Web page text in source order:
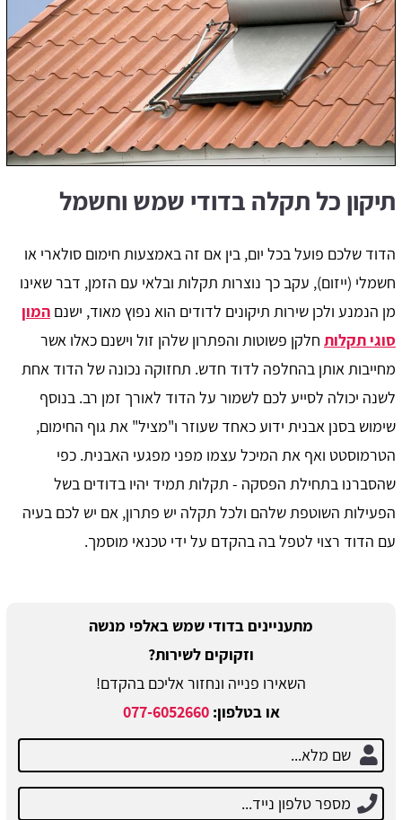
תיקון כל תקלה בדודי שמש וחשמל
הדוד שלכם פועל בכל יום, בין אם זה באמצעות חימום סולארי או
חשמלי (ייזום), עקב כך נוצרות תקלות ובלאי עם הזמן, דבר שאינו
מן הנמנע ולכן שירות תיקונים לדודים הוא נפוץ מאוד, ישנם המון
סוגי תקלות חלקן פשוטות והפתרון שלהן זול וישנם כאלו אשר
מחייבות אותן בהחלפה לדוד חדש. תחזוקה נכונה של הדוד אחת
לשנה יכולה לסייע לכם לשמור על הדוד לאורך זמן רב. בנוסף
שימוש בסנן אבנית ידוע כאחד שעוזר ו"מציל" את גוף החימום,
הטרמוסטט ואף את המיכל עצמו מפני מפגעי האבנית. כפי
שהסברנו בתחילת הפסקה - תקלות תמיד יהיו בדודים בשל
הפעילות השוטפת שלהם ולכל תקלה יש פתרון, אם יש לכם בעיה
עם הדוד רצוי לטפל בה בהקדם על ידי טכנאי מוסמך.
מתעניינים בדודי שמש באלפי מנשה
וזקוקים לשירות?
השאירו פנייה ונחזור אליכם בהקדם!
או בטלפון:077-6052660